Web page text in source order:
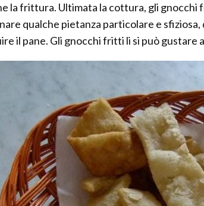
la frittura. Ultimata la cottura, gli gnocchi
qualche pietanza particolare e sfiziosa,
il pane. Gli gnocchi fritti li si può gustare